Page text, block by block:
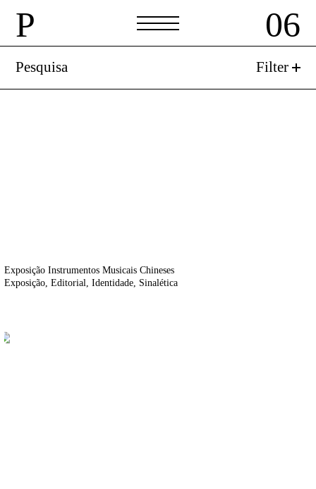
P 06
Pesquisa Filter
P 06
Exposição Instrumentos Musicais Chineses
Exposição Editorial Identidade Sinalética